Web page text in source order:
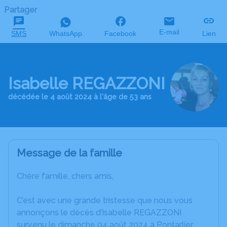
Partager
SMS WhatsApp Facebook E-mail Lien
Isabelle REGAZZONI
décédée le 4 août 2024 à l'âge de 53 ans
Message de la famille
Chère famille, chers amis,
C’est avec une grande tristesse que nous vous
annonçons le décès d’Isabelle REGAZZONI
survenu le dimanche 04 août 2024 à Pontarlier.